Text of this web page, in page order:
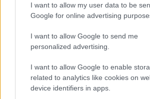
I want to allow my user data to be
Google for online advertising
I want to allow Google to send me
personalized advertising.
I want to allow Google to enable
related to analytics like cookies on
device identifiers in apps.
θα μειώσουμε φόρους, για το
μειώσουμε τις εισφορές και
δημιουργήσουμε νέες θέσεις
το πώς θα βελτιώσουμε την
παιδεία. Αυτά σας
τους άλλους, λοιπόν, να
παρελθόν.